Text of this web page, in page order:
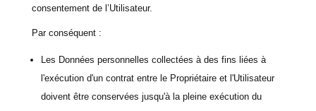
consentement de l’Utilisateur.
Par conséquent :
Les Données personnelles collectées à des fins liées à
l'exécution d'un contrat entre le Propriétaire et l'Utilisateur
doivent être conservées jusqu'à la pleine exécution du